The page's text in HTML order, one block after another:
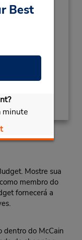
Best
minute
Mostre sua
membro do
fornecerá a
dentro do McCain